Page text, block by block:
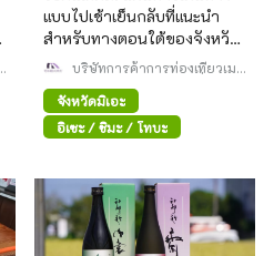
แบบไปเช้าเย็นกลับที่แนะนำ
สำหรับทางตอนใต้ของจังหวัด
มิเอะ (มัตสึซากะ, อิเสะ, ชิมะ)
บริษัทการค้าการท่องเที่ยวเม
จังหวัดมิเอะ
อิเซะ / ชิมะ / โทบะ